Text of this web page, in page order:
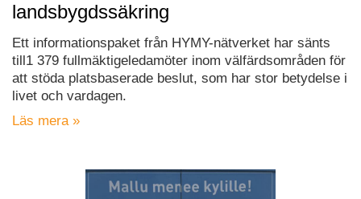
landsbygdssäkring
Ett informationspaket från HYMY-nätverket har sänts
till1 379 fullmäktigeledamöter inom välfärdsområden för
att stöda platsbaserade beslut, som har stor betydelse i
livet och vardagen.
Läs mera »